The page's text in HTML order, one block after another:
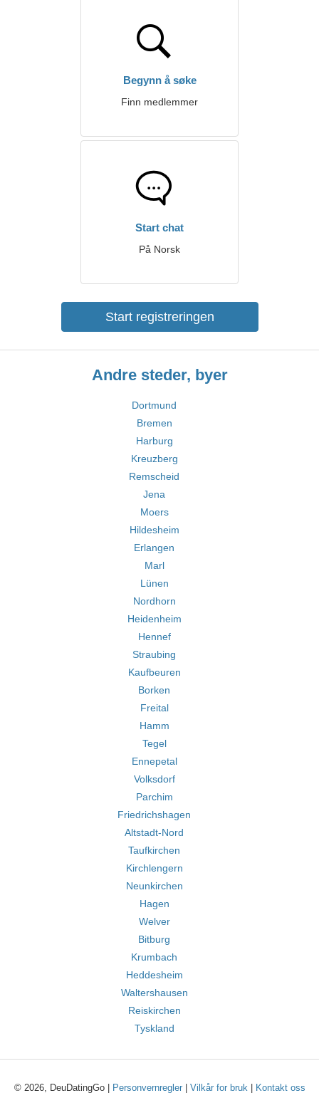
Begynn å søke
Finn medlemmer
Start chat
På Norsk
Start registreringen
Andre steder, byer
Dortmund
Bremen
Harburg
Kreuzberg
Remscheid
Jena
Moers
Hildesheim
Erlangen
Marl
Lünen
Nordhorn
Heidenheim
Hennef
Straubing
Kaufbeuren
Borken
Freital
Hamm
Tegel
Ennepetal
Volksdorf
Parchim
Friedrichshagen
Altstadt-Nord
Taufkirchen
Kirchlengern
Neunkirchen
Hagen
Welver
Bitburg
Krumbach
Heddesheim
Waltershausen
Reiskirchen
Tyskland
© 2026, DeuDatingGo | Personvernregler| Vilkår for bruk| Kontakt oss